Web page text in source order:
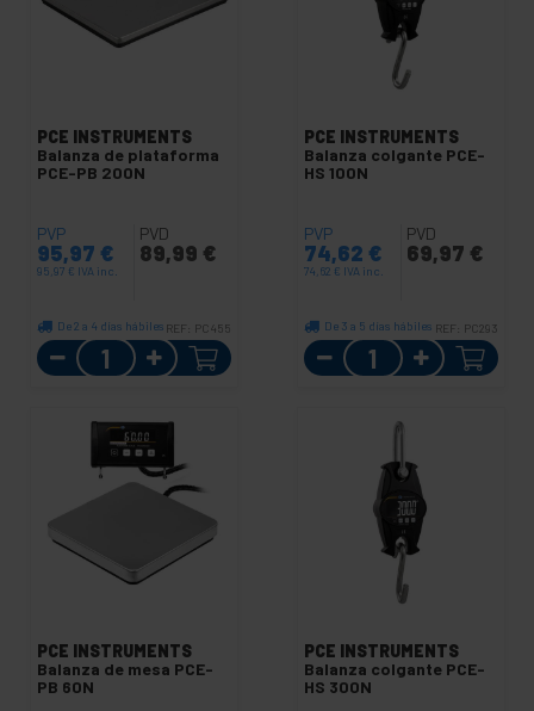
PCE INSTRUMENTS
Balanza de plataforma
PCE-PB 200N
PVP
95,97 €
95,97 € IVA inc.
PVD
89,99 €
De 2 a 4 días hábiles REF: PC455
Cantidad
PCE INSTRUMENTS
Balanza colgante PCE-
HS 100N
PVP
74,62 €
74,62 € IVA inc.
PVD
69,97 €
De 3 a 5 días hábiles REF: PC293
Cantidad
PCE INSTRUMENTS
Balanza de mesa PCE-
PB 60N
PCE INSTRUMENTS
Balanza colgante PCE-
HS 300N